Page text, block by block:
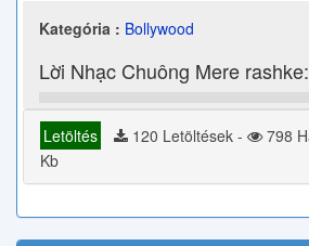
Kategória : Bollywood
Lời Nhạc Chuông Mere rashke:
Letöltés 120 Letöltések - 798
Kb